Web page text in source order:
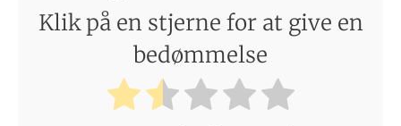
Klik på en stjerne for at give en
bedømmelse